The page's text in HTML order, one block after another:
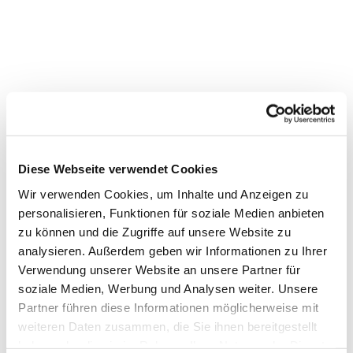
Diese Webseite verwendet Cookies
Wir verwenden Cookies, um Inhalte und Anzeigen zu
personalisieren, Funktionen für soziale Medien anbieten
zu können und die Zugriffe auf unsere Website zu
analysieren. Außerdem geben wir Informationen zu Ihrer
Verwendung unserer Website an unsere Partner für
soziale Medien, Werbung und Analysen weiter. Unsere
Partner führen diese Informationen möglicherweise mit
weiteren Daten zusammen, die Sie ihnen bereitgestellt
Dies könnte Sie auch
interessieren